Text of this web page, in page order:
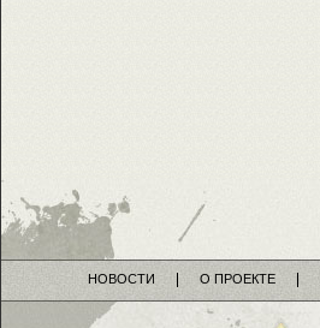
НОВОСТИ О ПРОЕКТЕ